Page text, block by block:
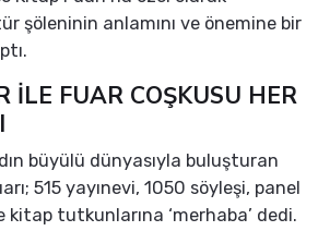
şöleninin anlamını ve önemine bir
İLE FUAR COŞKUSU HER
büyülü dünyasıyla buluşturan
515 yayınevi, 1050 söyleşi, panel
tutkunlarına ‘merhaba’ dedi.